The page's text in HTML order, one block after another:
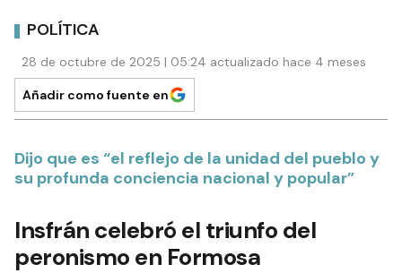
POLÍTICA
28 de octubre de 2025 | 05:24 actualizado hace 4 meses
Añadir como fuente en
Dijo que es “el reflejo de la unidad del pueblo y
su profunda conciencia nacional y popular”
Insfrán celebró el triunfo del
peronismo en Formosa